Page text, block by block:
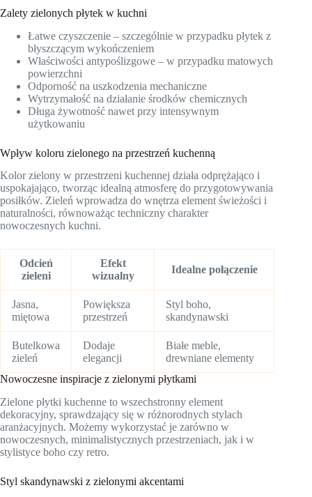
Zalety zielonych płytek w kuchni
Łatwe czyszczenie – szczególnie w przypadku płytek z
błyszczącym wykończeniem
Właściwości antypoślizgowe – w przypadku matowych
powierzchni
Odporność na uszkodzenia mechaniczne
Wytrzymałość na działanie środków chemicznych
Długa żywotność nawet przy intensywnym
użytkowaniu
Wpływ koloru zielonego na przestrzeń kuchenną
Kolor zielony w przestrzeni kuchennej działa odprężająco i
uspokajająco, tworząc idealną atmosferę do przygotowywania
posiłków. Zieleń wprowadza do wnętrza element świeżości i
naturalności, równoważąc techniczny charakter
nowoczesnych kuchni.
Odcień
zieleni
Efekt
wizualny
Idealne połączenie
Jasna,
miętowa
Powiększa
przestrzeń
Styl boho,
skandynawski
Butelkowa
zieleń
Dodaje
elegancji
Białe meble,
drewniane elementy
Nowoczesne inspiracje z zielonymi płytkami
Zielone płytki kuchenne to wszechstronny element
dekoracyjny, sprawdzający się w różnorodnych stylach
aranżacyjnych. Możemy wykorzystać je zarówno w
nowoczesnych, minimalistycznych przestrzeniach, jak i w
stylistyce boho czy retro.
Styl skandynawski z zielonymi akcentami